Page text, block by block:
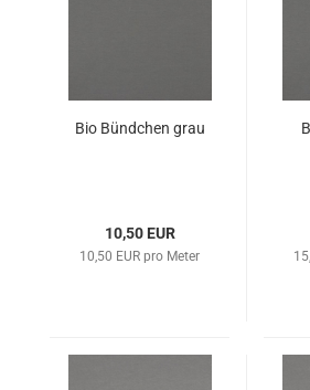
Bio Bündchen grau
10,50 EUR
10,50 EUR pro Meter